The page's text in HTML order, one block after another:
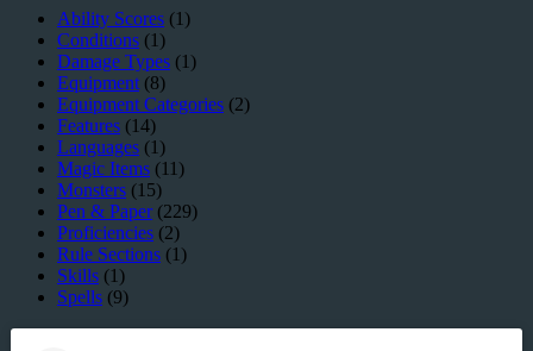
y
movilidad
Ability Scores (1)
Conditions (1)
Damage Types (1)
Equipment (8)
Equipment Categories (2)
Features (14)
Languages (1)
Magic Items (11)
Monsters (15)
Pen & Paper(229)
Proficiencies (2)
Rule Sections (1)
Skills (1)
Spells (9)